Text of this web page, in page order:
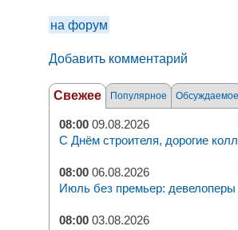
на форум
Добавить комментарий
Свежее Популярное Обсуждаемое
08:00 09.08.2026
С Днём строителя, дорогие
08:00 06.08.2026
Июль без премьер: девелоперы
08:00 03.08.2026